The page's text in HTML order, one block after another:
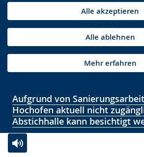
Alle akzeptieren
Alle ablehnen
Mehr erfahren
Aufgrund von
Hochofen aktuell nicht
Abstichhalle kann besichtigt